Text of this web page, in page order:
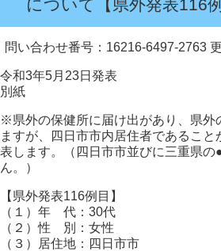
について【県外発表116例
問い合わせ番号：16216-6497-2763
令和3年5月23日発表
別紙
※県外の保健所に届け出があり、県外
ますが、四日市市内居住者であるこ
表します。（四日市市並びに三重県
ん。）
【県外発表116例目】
（１）年 代：30代
（２）性 別：女性
（３）居住地：四日市市